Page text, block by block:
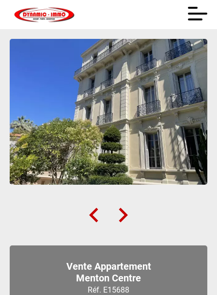
Vente Appartement
Menton Centre
Réf. E15688